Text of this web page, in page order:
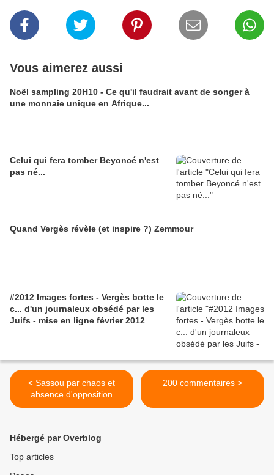
Vous aimerez aussi
Noël sampling 20H10 - Ce qu'il faudrait avant de songer à
une monnaie unique en Afrique...
Celui qui fera tomber Beyoncé n'est
pas né...
Quand Vergès révèle (et inspire ?) Zemmour
#2012 Images fortes - Vergès botte le
c... d'un journaleux obsédé par les
Juifs - mise en ligne février 2012
< Sassou par chaos et
absence d'opposition
200 commentaires >
Hébergé par Overblog
Top articles